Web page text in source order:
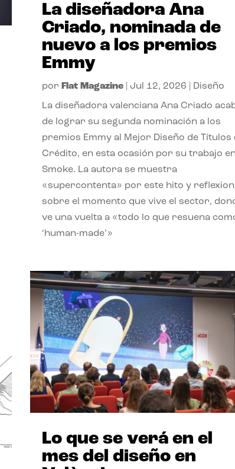
La diseñadora Ana
Criado, nominada de
nuevo a los premios
Emmy
por Flat Magazine| Jul 12, 2026 Diseño
La diseñadora valenciana Ana Criado
de lograr su segunda nominación a los
premios Emmy al Mejor Diseño de Títulos
Crédito, en esta ocasión por su trabajo
Smoke. La autora se muestra
«supercontenta» por este hito y
sobre el momento que vive el sector,
ve una vuelta a «todo lo que resuena
‘human-made’»
Lo que se verá en el
mes del diseño en